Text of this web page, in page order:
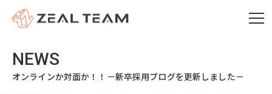
オンラインか対面か！！－新卒採用ブログを更新しました－